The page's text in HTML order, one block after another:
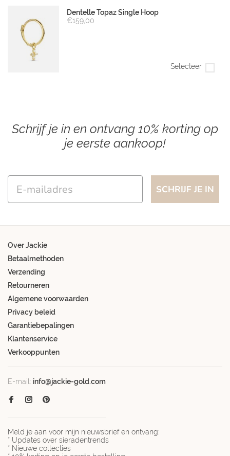
Dentelle Topaz Single Hoop
€159,00
Selecteer
Schrijf je in en ontvang 10% korting op
je eerste aankoop!
SCHRIJF JE IN
Over Jackie
Betaalmethoden
Verzending
Retourneren
Algemene voorwaarden
Privacy beleid
Garantiebepalingen
Klantenservice
Verkooppunten
E-mail: info@jackie-gold.com
Meld je aan voor mijn nieuwsbrief en ontvang:
* Updates over sieradentrends
* Nieuwe collecties